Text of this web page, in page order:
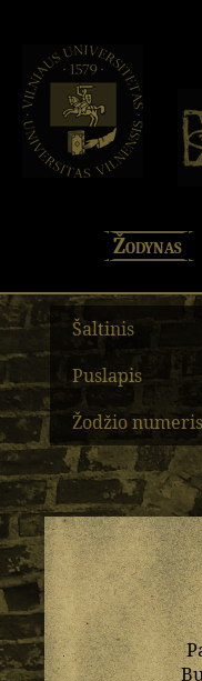
Žodynas
Šaltinis
Puslapis
Žodžio numeris